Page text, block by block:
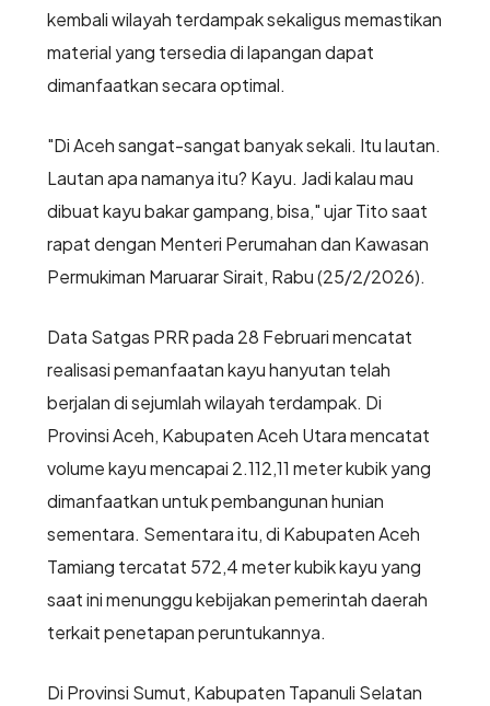
kembali wilayah terdampak sekaligus memastikan
material yang tersedia di lapangan dapat
dimanfaatkan secara optimal.
"Di Aceh sangat-sangat banyak sekali. Itu lautan.
Lautan apa namanya itu? Kayu. Jadi kalau mau
dibuat kayu bakar gampang, bisa," ujar Tito saat
rapat dengan Menteri Perumahan dan Kawasan
Permukiman Maruarar Sirait, Rabu (25/2/2026).
Data Satgas PRR pada 28 Februari mencatat
realisasi pemanfaatan kayu hanyutan telah
berjalan di sejumlah wilayah terdampak. Di
Provinsi Aceh, Kabupaten Aceh Utara mencatat
volume kayu mencapai 2.112,11 meter kubik yang
dimanfaatkan untuk pembangunan hunian
sementara. Sementara itu, di Kabupaten Aceh
Tamiang tercatat 572,4 meter kubik kayu yang
saat ini menunggu kebijakan pemerintah daerah
terkait penetapan peruntukannya.
Di Provinsi Sumut, Kabupaten Tapanuli Selatan